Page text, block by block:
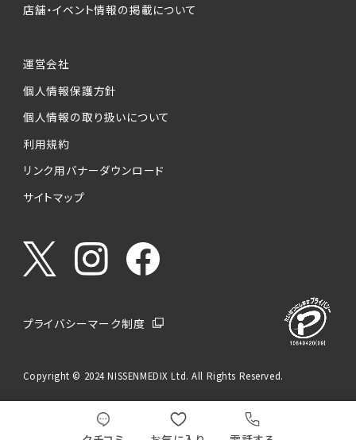
店舗・イベント情報の掲載について
運営会社
個人情報保護方針
個人情報の取り扱いについて
利用規約
リンク用バナーダウンロード
サイトマップ
プライバシーマーク制度
Copyright © 2024 NISSENMEDIX Ltd. All Rights Reserved.